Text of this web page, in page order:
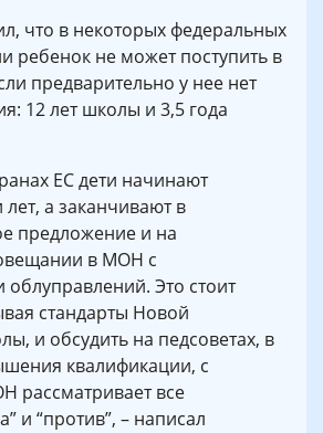
что в некоторых федеральных
ребенок не может поступить в
предварительно у нее нет
12 лет школы и 3,5 года
ЕС дети начинают
а заканчивают в
предложение и на
в МОН с
облуправлений. Это стоит
стандарты Новой
и обсудить на педсоветах, в
квалификации, с
рассматривает все
и “против”, – написал